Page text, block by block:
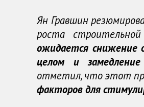
Ян Гравшин
роста
ожидается снижение
целом и
отметил, что этот
факторов для